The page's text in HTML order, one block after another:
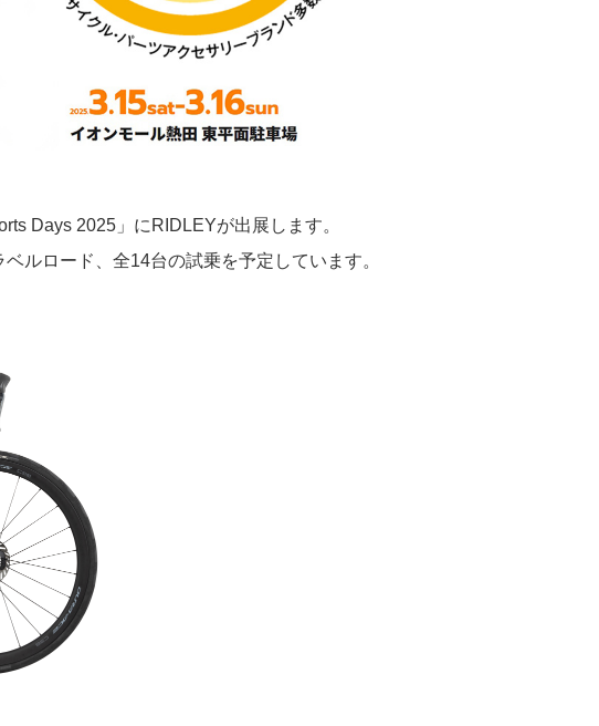
Days 2025」にRIDLEYが出展します。
ルロード、全14台の試乗を予定しています。